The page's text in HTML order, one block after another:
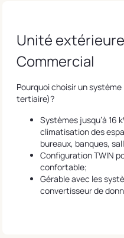
Unité
Commercial
Pourquoi choisir un
tertiaire)?
Systèmes jusqu’à 16
climatisation des
bureaux, banques,
Configuration TWIN
confortable;
Gérable avec les
convertisseur de